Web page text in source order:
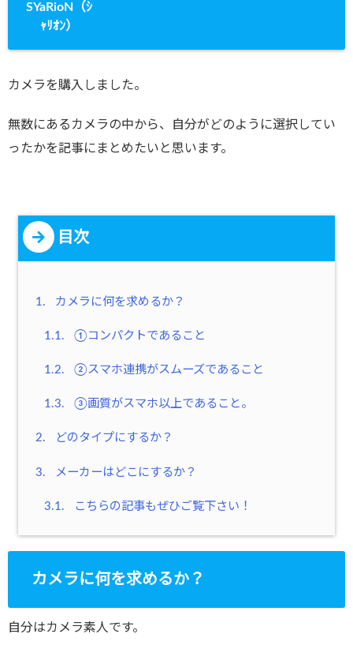
SYaRioN（ｼ
ｬﾘｵﾝ）
カメラを購入しました。
無数にあるカメラの中から、自分がどのように選択してい
ったかを記事にまとめたいと思います。
目次
1. カメラに何を求めるか？
1.1. ①コンパクトであること
1.2. ②スマホ連携がスムーズであること
1.3. ③画質がスマホ以上であること。
2. どのタイプにするか？
3. メーカーはどこにするか？
3.1. こちらの記事もぜひご覧下さい！
カメラに何を求めるか？
自分はカメラ素人です。